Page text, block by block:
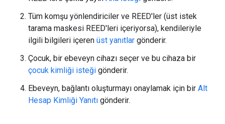
Tüm komşu yönlendiriciler ve REED'ler (üst istek
tarama maskesi REED'leri içeriyorsa), kendileriyle
ilgili bilgileri içeren üst yanıtlar gönderir.
Çocuk, bir ebeveyn cihazı seçer ve bu cihaza bir
çocuk kimliği isteği gönderir.
Ebeveyn, bağlantı oluşturmayı onaylamak için bir Alt
Hesap Kimliği Yanıtı gönderir.